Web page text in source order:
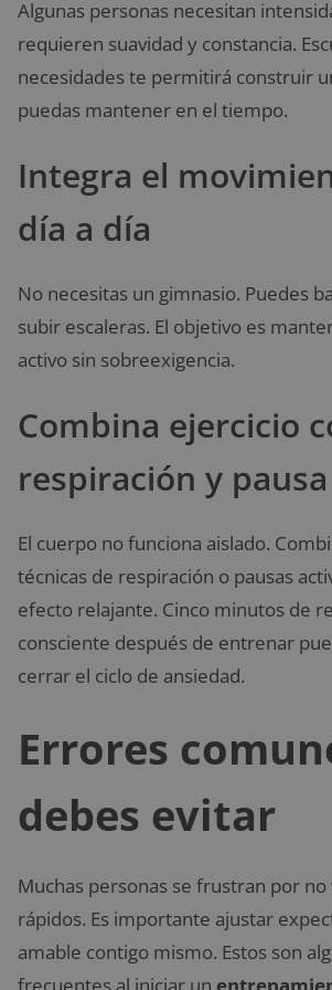
Algunas personas necesitan
requieren suavidad y constancia.
necesidades te permitirá construir
puedas mantener en el tiempo.
Integra el
día a día
No necesitas un gimnasio. Puedes
subir escaleras. El objetivo es
activo sin sobreexigencia.
Combina ejercicio
respiración y pausa
El cuerpo no funciona aislado.
técnicas de respiración o pausas
efecto relajante. Cinco minutos de
consciente después de entrenar
cerrar el ciclo de ansiedad.
Errores
debes evitar
Muchas personas se frustran por
rápidos. Es importante ajustar
amable contigo mismo. Estos son
frecuentes al iniciar un